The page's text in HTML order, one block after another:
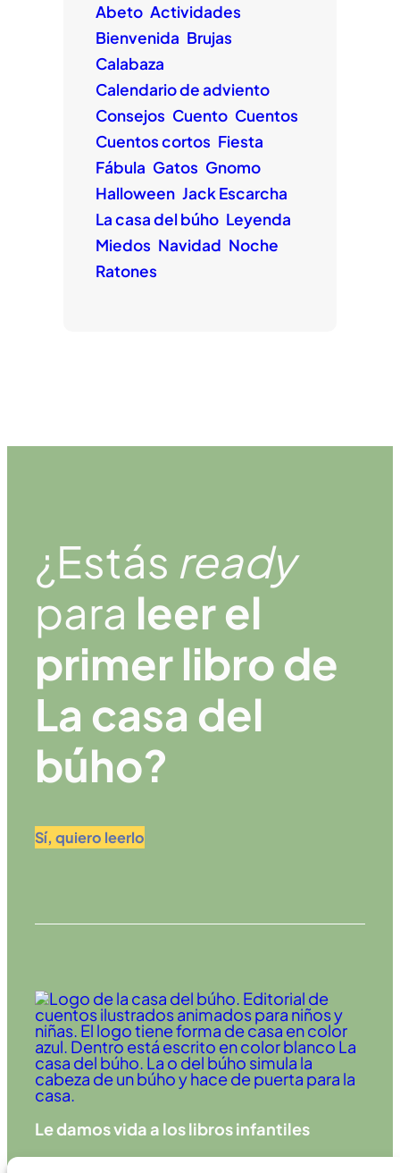
Abeto Actividades
Bienvenida Brujas
Calabaza
Calendario de adviento
Consejos Cuento Cuentos
Cuentos cortos Fiesta
Fábula Gatos Gnomo
Halloween Jack Escarcha
La casa del búho Leyenda
Miedos Navidad Noche
Ratones
¿Estás ready
para leer el
primer libro de
La casa del
búho?
Sí, quiero leerlo
Le damos vida a los libros infantiles